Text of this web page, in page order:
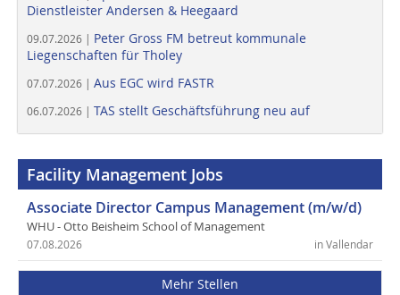
Dienstleister Andersen & Heegaard
09.07.2026 | Peter Gross FM betreut kommunale
Liegenschaften für Tholey
07.07.2026 | Aus EGC wird FASTR
06.07.2026 | TAS stellt Geschäftsführung neu auf
Facility Management Jobs
Associate Director Campus Management (m/w/d)
WHU - Otto Beisheim School of Management
in Vallendar
07.08.2026
Mehr Stellen